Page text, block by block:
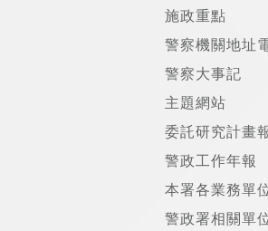
施政重點
警察機關地址
警察大事記
主題網站
委託研究計畫
警政工作年報
本署各業務單
警政署相關單